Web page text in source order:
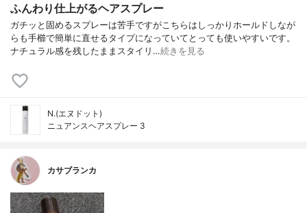
ふんわり仕上がるヘアスプレー
ガチッと固めるスプレーは苦手ですがこちらはしっかりホールドしなが
らも手櫛で簡単に直せるタイプになっていてとっても使いやすいです。
ナチュラル感を残したままスタイリ…続きを見る
N.(エヌドット)
ニュアンスヘアスプレー 3
カサブランカ